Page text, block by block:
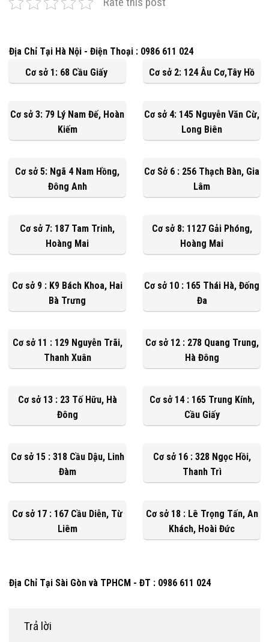
Địa Chỉ Tại Hà Nội - Điện Thoại : 0986 611 024
Cơ sở 1: 68 Cầu Giấy
Cơ sở 2: 124 Âu Cơ,Tây Hồ
Cơ sở 3: 79 Lý Nam Đế, Hoàn
Kiếm
Cơ sở 4: 145 Nguyễn Văn Cừ,
Long Biên
Cơ sở 5: Ngã 4 Nam Hồng,
Đông Anh
Cơ Sở 6 : 256 Thạch Bàn, Gia
Lâm
Cơ sở 7: 187 Tam Trinh,
Hoàng Mai
Cơ sở 8: 1127 Gải Phóng,
Hoàng Mai
Cơ sở 9 : K9 Bách Khoa, Hai
Bà Trưng
Cơ sở 10 : 165 Thái Hà, Đống
Đa
Cơ sở 11 : 129 Nguyễn Trãi,
Thanh Xuân
Cơ sở 12 : 278 Quang Trung,
Hà Đông
Cơ sở 13 : 23 Tố Hữu, Hà
Đông
Cơ sở 14 : 165 Trung Kính,
Cầu Giấy
Cơ sở 15 : 318 Cầu Dậu, Linh
Đàm
Cơ sở 16 : 328 Ngọc Hồi,
Thanh Trì
Cơ sở 17 : 167 Cầu Diễn, Từ
Liêm
Cơ sở 18 : Lê Trọng Tấn, An
Khách, Hoài Đức
Địa Chỉ Tại Sài Gòn và TPHCM - ĐT : 0986 611 024
Trả lời